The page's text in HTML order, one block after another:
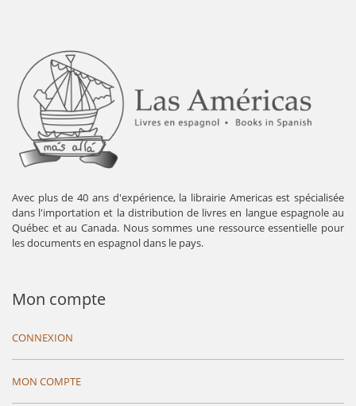
Avec plus de 40 ans d'expérience, la librairie Americas est spécialisée
dans l'importation et la distribution de livres en langue espagnole au
Québec et au Canada. Nous sommes une ressource essentielle pour
les documents en espagnol dans le pays.
Mon compte
CONNEXION
MON COMPTE